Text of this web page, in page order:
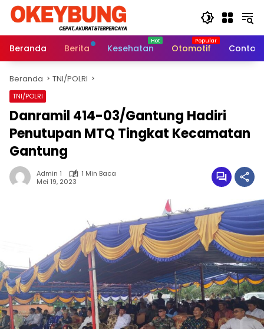
Langsung
Beranda
Berita Kesehatan Otomotif Contoh
Beranda TNI/POLRI
TNI/POLRI
Danramil 414-03/Gantung Hadiri
Penutupan MTQ Tingkat Kecamatan
Gantung
Admin 1
1 Min Baca
Mei 19, 2023